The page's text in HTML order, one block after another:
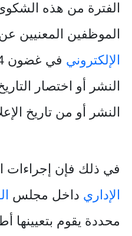
الفترة من هذه
الموظفين المعنيين
الإلكتروني
النشر أو اختصار
النشر أو من تاريخ
في ذلك فإن إجراءات
الإداري داخل مجلس
محددة يقوم بتعيينها